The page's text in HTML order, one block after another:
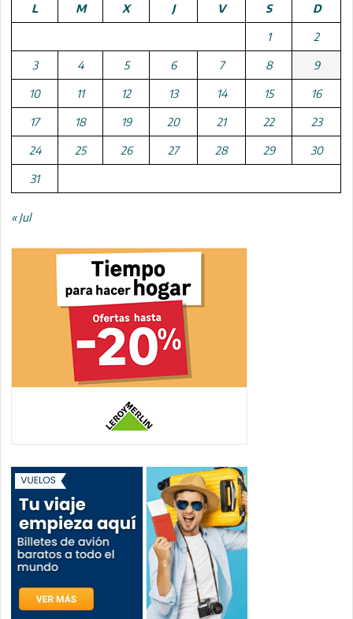
L
M X J V S D
1 2
3 4 5 6 7 8 9
10 11 12 13 14 15 16
17 18 19 20 21 22 23
24 25 26 27 28 29 30
31
« Jul